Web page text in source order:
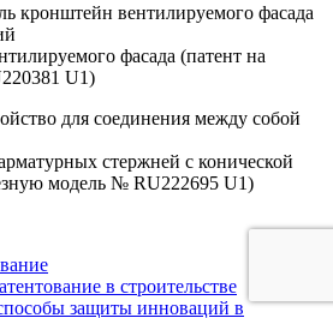
фасада (патент на
U1)
стержней с конической
модель № RU222695 U1)
в строительстве
защиты инноваций в